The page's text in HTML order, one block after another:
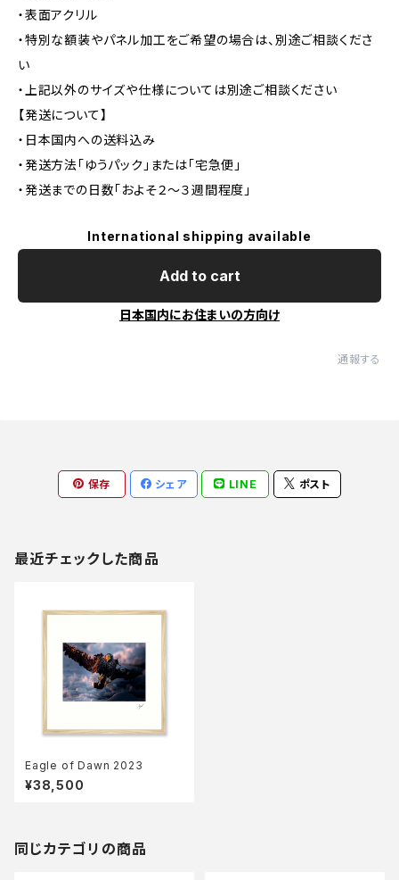
・表面アクリル
・特別な額装やパネル加工をご希望の場合は、別途ご相談くださ
い
・上記以外のサイズや仕様については別途ご相談ください
【発送について】
・日本国内への送料込み
・発送方法「ゆうパック」または「宅急便」
・発送までの日数「およそ２〜３週間程度」
International shipping available
Add to cart
日本国内にお住まいの方向け
通報する
保存 シェア LINE ポスト
最近チェックした商品
Eagle of Dawn 2023
¥38,500
同じカテゴリの商品